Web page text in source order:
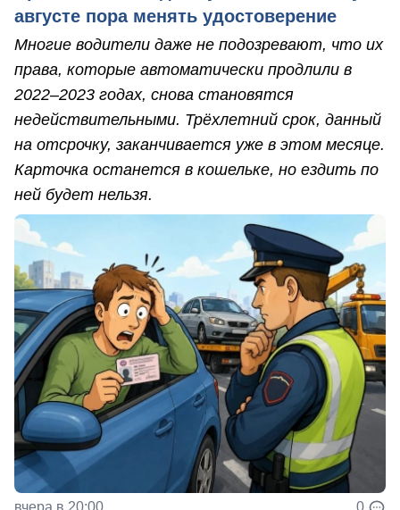
августе пора менять удостоверение
Многие водители даже не подозревают, что их
права, которые автоматически продлили в
2022–2023 годах, снова становятся
недействительными. Трёхлетний срок, данный
на отсрочку, заканчивается уже в этом месяце.
Карточка останется в кошельке, но ездить по
ней будет нельзя.